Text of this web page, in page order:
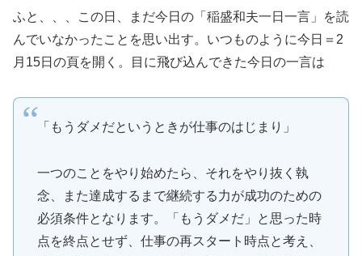
ふと、、、この日、まだ今日の「稲盛和夫一日一言」を読
んでいなかったことを思い出す。いつものように今日＝2
月15日の頁を開く。目に飛び込んできた今日の一言は
「もうダメだというときが仕事のはじまり」
一つのことをやり始めたら、それをやり抜く執
念、また達成するまで継続する力が成功のための
必須条件となります。「もうダメだ」と思った時
点を終点とせず、仕事の再スタート時点と考え、